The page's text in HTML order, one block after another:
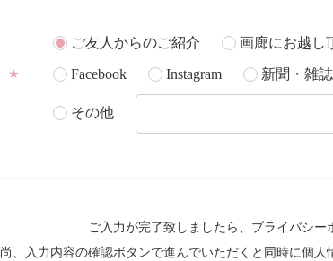
★
ご友人からのご紹介 画廊にお越し
Facebook Instagram 新聞・雑誌
その他
ご入力が完了致しましたら、プライバシー
尚、入力内容の確認ボタンで進んでいただくと同時に個人